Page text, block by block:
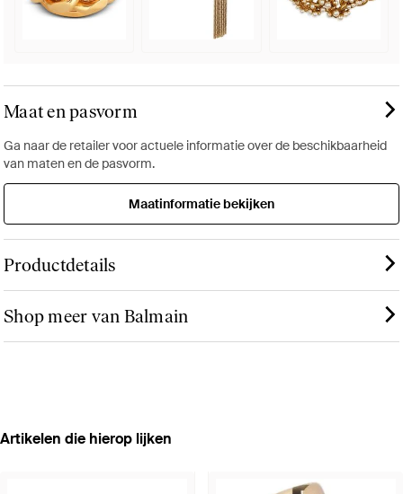
Maat en pasvorm
Ga naar de retailer voor actuele informatie over de beschikbaarheid
van maten en de pasvorm.
Maatinformatie bekijken
Productdetails
Shop meer van Balmain
Artikelen die hierop lijken